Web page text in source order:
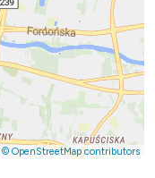
© OpenStreetMap contributors